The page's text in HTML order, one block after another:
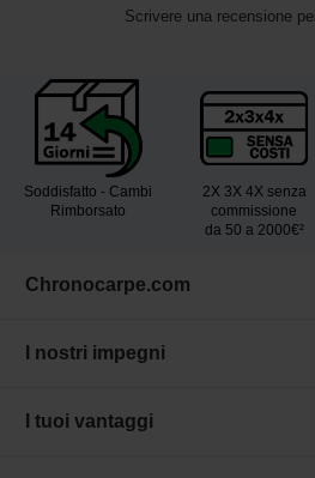
Scrivere una recensione
Soddisfatto - Cambi
Rimborsato
2X 3X 4X senza
commissione
da 50 a 2000€²
Chronocarpe.com
I nostri impegni
I tuoi vantaggi